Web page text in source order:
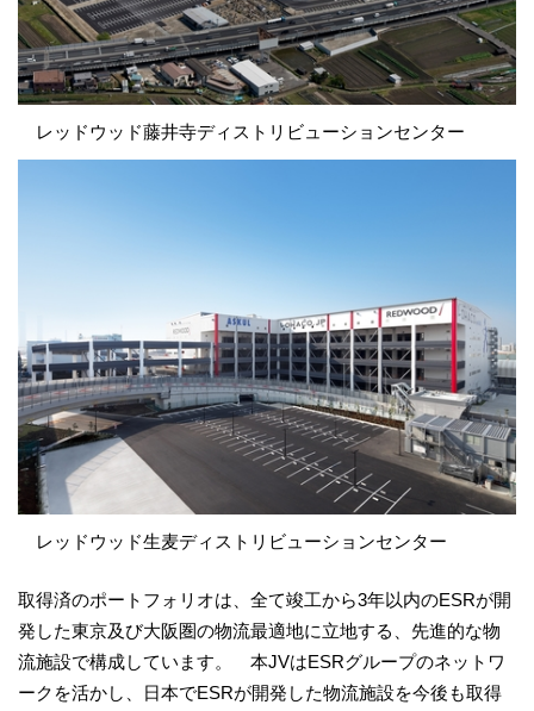
レッドウッド藤井寺ディストリビューションセンター
レッドウッド生麦ディストリビューションセンター
取得済のポートフォリオは、全て竣工から3年以内のESRが開
発した東京及び大阪圏の物流最適地に立地する、先進的な物
流施設で構成しています。 本JVはESRグループのネットワ
ークを活かし、日本でESRが開発した物流施設を今後も取得